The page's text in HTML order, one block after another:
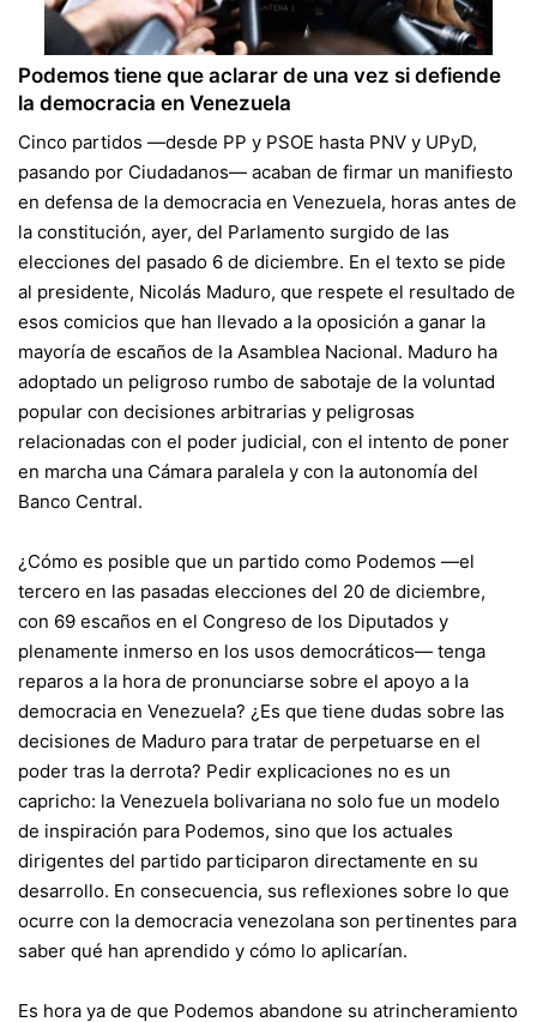
Podemos tiene que aclarar de una vez si defiende
la democracia en Venezuela
Cinco partidos —desde PP y PSOE hasta PNV y UPyD,
pasando por Ciudadanos— acaban de firmar un manifiesto
en defensa de la democracia en Venezuela, horas antes de
la constitución, ayer, del Parlamento surgido de las
elecciones del pasado 6 de diciembre. En el texto se pide
al presidente, Nicolás Maduro, que respete el resultado de
esos comicios que han llevado a la oposición a ganar la
mayoría de escaños de la Asamblea Nacional. Maduro ha
adoptado un peligroso rumbo de sabotaje de la voluntad
popular con decisiones arbitrarias y peligrosas
relacionadas con el poder judicial, con el intento de poner
en marcha una Cámara paralela y con la autonomía del
Banco Central.
¿Cómo es posible que un partido como Podemos —el
tercero en las pasadas elecciones del 20 de diciembre,
con 69 escaños en el Congreso de los Diputados y
plenamente inmerso en los usos democráticos— tenga
reparos a la hora de pronunciarse sobre el apoyo a la
democracia en Venezuela? ¿Es que tiene dudas sobre las
decisiones de Maduro para tratar de perpetuarse en el
poder tras la derrota? Pedir explicaciones no es un
capricho: la Venezuela bolivariana no solo fue un modelo
de inspiración para Podemos, sino que los actuales
dirigentes del partido participaron directamente en su
desarrollo. En consecuencia, sus reflexiones sobre lo que
ocurre con la democracia venezolana son pertinentes para
saber qué han aprendido y cómo lo aplicarían.
Es hora ya de que Podemos abandone su atrincheramiento